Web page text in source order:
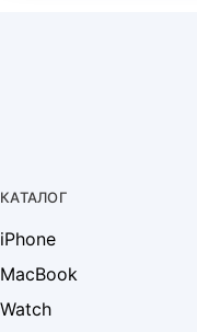
КАТАЛОГ
iPhone
MacBook
Watch